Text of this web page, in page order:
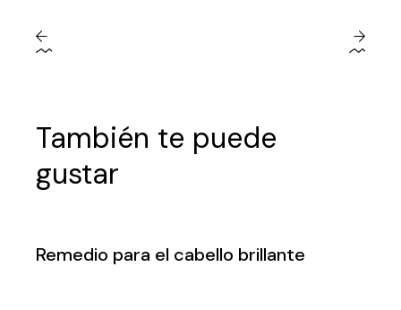
También te puede
gustar
Remedio para el cabello brillante